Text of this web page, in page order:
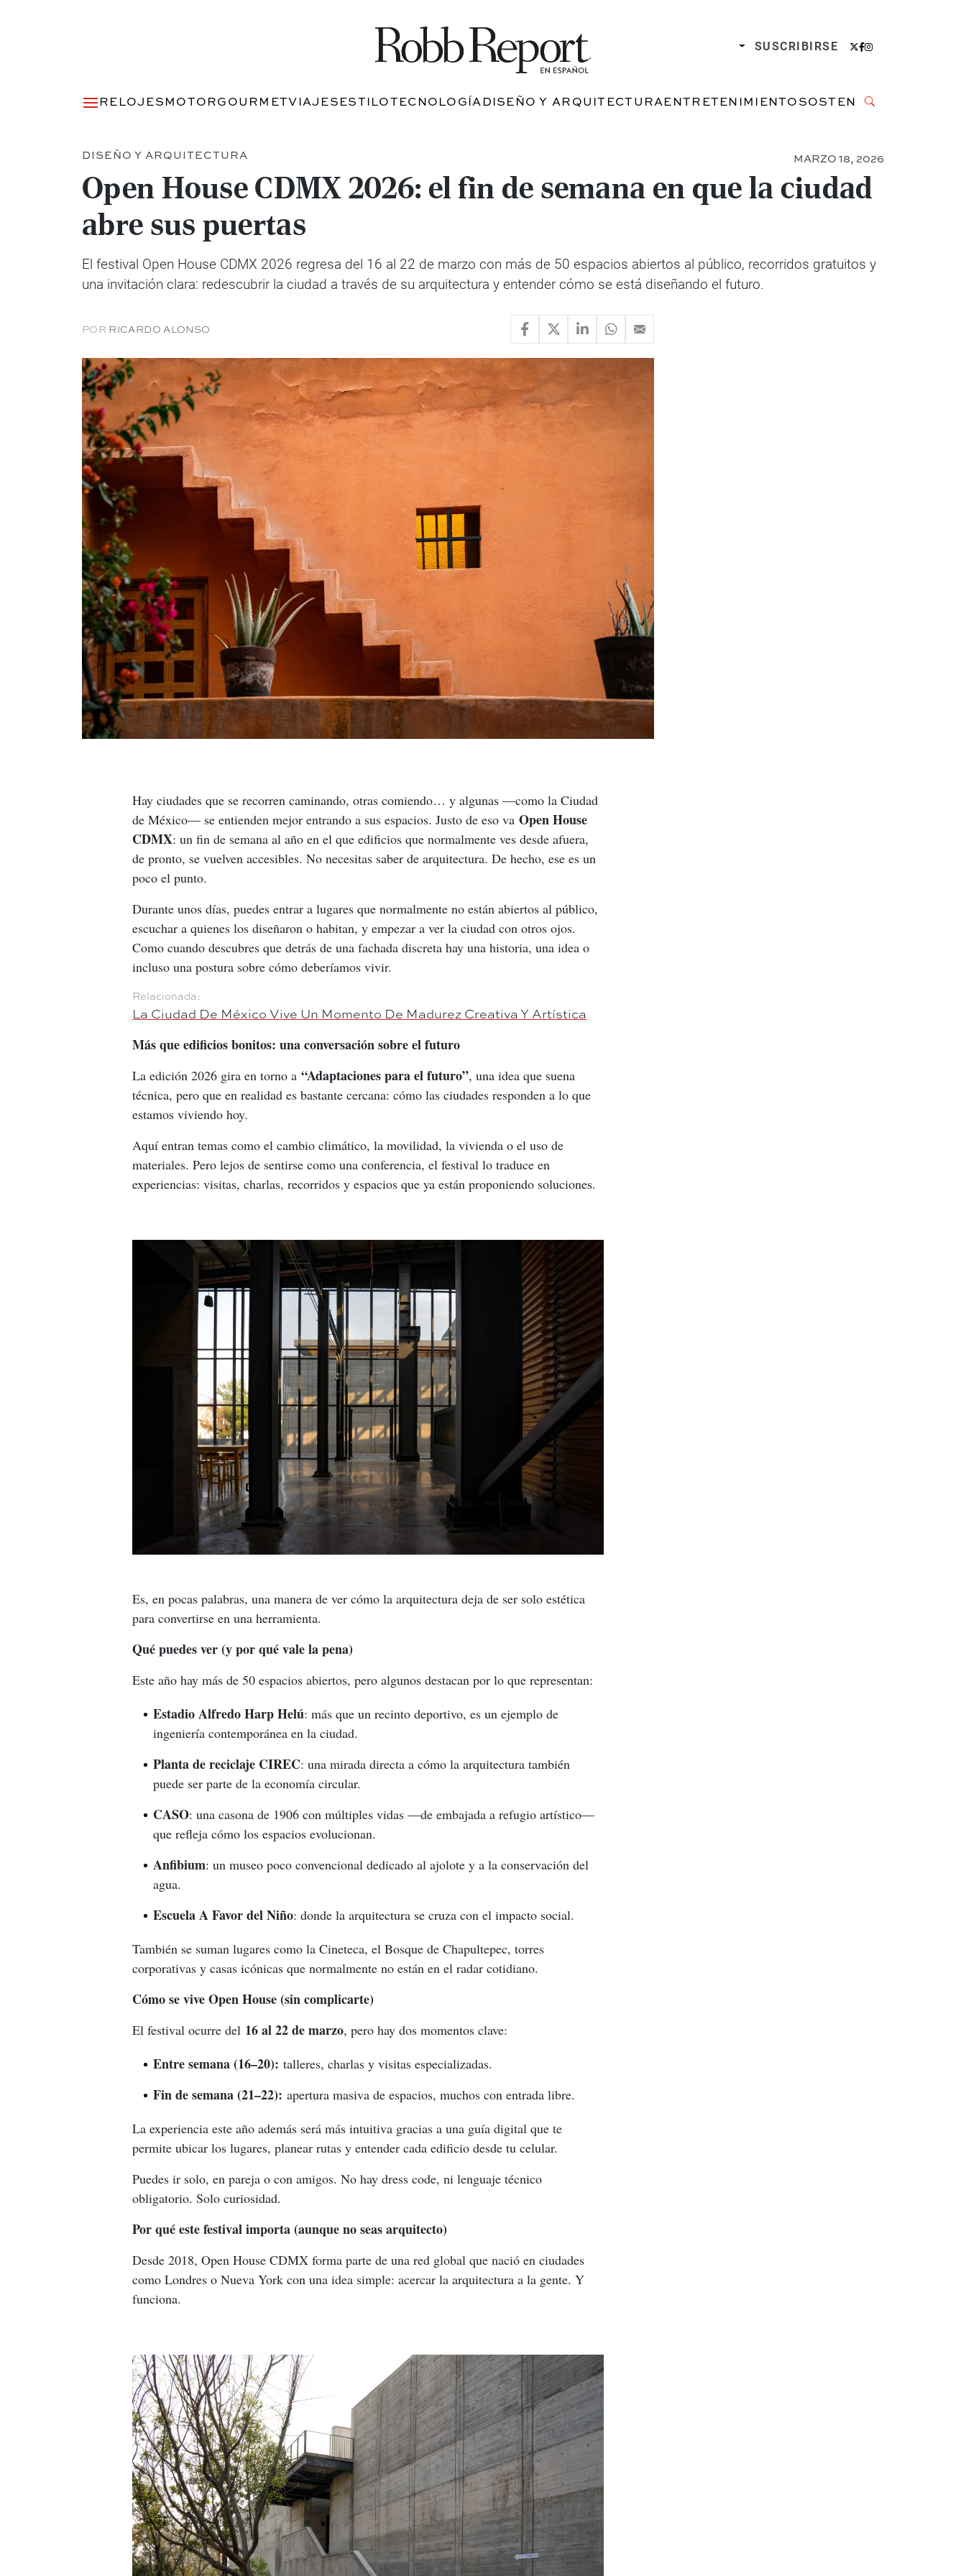
SUSCRIBIRSE
RELOJESMOTORGOURMETVIAJESESTILOTECNOLOGÍADISEÑO Y ARQUITECTURAENTRETENIMIENTOSOSTENIBILIDAD
DISEÑO Y ARQUITECTURA MARZO 18, 2026
Open House CDMX 2026: el fin de semana en que la ciudad
abre sus puertas
El festival Open House CDMX 2026 regresa del 16 al 22 de marzo con más de 50 espacios abiertos al público, recorridos gratuitos y
una invitación clara: redescubrir la ciudad a través de su arquitectura y entender cómo se está diseñando el futuro.
POR RICARDO ALONSO
Hay ciudades que se recorren caminando, otras comiendo… y algunas —como la Ciudad
de México— se entienden mejor entrando a sus espacios. Justo de eso va Open House
CDMX: un fin de semana al año en el que edificios que normalmente ves desde afuera,
de pronto, se vuelven accesibles. No necesitas saber de arquitectura. De hecho, ese es un
poco el punto.
Durante unos días, puedes entrar a lugares que normalmente no están abiertos al público,
escuchar a quienes los diseñaron o habitan, y empezar a ver la ciudad con otros ojos.
Como cuando descubres que detrás de una fachada discreta hay una historia, una idea o
incluso una postura sobre cómo deberíamos vivir.
La Ciudad De México Vive Un Momento De Madurez Creativa Y Artística
Más que edificios bonitos: una conversación sobre el futuro
La edición 2026 gira en torno a “Adaptaciones para el futuro”, una idea que suena
técnica, pero que en realidad es bastante cercana: cómo las ciudades responden a lo que
estamos viviendo hoy.
Aquí entran temas como el cambio climático, la movilidad, la vivienda o el uso de
materiales. Pero lejos de sentirse como una conferencia, el festival lo traduce en
experiencias: visitas, charlas, recorridos y espacios que ya están proponiendo soluciones.
Es, en pocas palabras, una manera de ver cómo la arquitectura deja de ser solo estética
para convertirse en una herramienta.
Qué puedes ver (y por qué vale la pena)
Este año hay más de 50 espacios abiertos, pero algunos destacan por lo que representan:
Estadio Alfredo Harp Helú: más que un recinto deportivo, es un ejemplo de
ingeniería contemporánea en la ciudad.
Planta de reciclaje CIREC: una mirada directa a cómo la arquitectura también
puede ser parte de la economía circular.
CASO: una casona de 1906 con múltiples vidas —de embajada a refugio artístico—
que refleja cómo los espacios evolucionan.
Anfibium: un museo poco convencional dedicado al ajolote y a la conservación del
agua.
Escuela A Favor del Niño: donde la arquitectura se cruza con el impacto social.
También se suman lugares como la Cineteca, el Bosque de Chapultepec, torres
corporativas y casas icónicas que normalmente no están en el radar cotidiano.
Cómo se vive Open House (sin complicarte)
El festival ocurre del 16 al 22 de marzo, pero hay dos momentos clave:
Entre semana (16–20): talleres, charlas y visitas especializadas.
Fin de semana (21–22): apertura masiva de espacios, muchos con entrada libre.
La experiencia este año además será más intuitiva gracias a una guía digital que te
permite ubicar los lugares, planear rutas y entender cada edificio desde tu celular.
Puedes ir solo, en pareja o con amigos. No hay dress code, ni lenguaje técnico
obligatorio. Solo curiosidad.
Por qué este festival importa (aunque no seas arquitecto)
Desde 2018, Open House CDMX forma parte de una red global que nació en ciudades
como Londres o Nueva York con una idea simple: acercar la arquitectura a la gente. Y
funciona.